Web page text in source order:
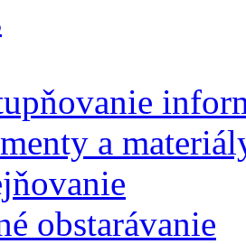
a
obstarávanie